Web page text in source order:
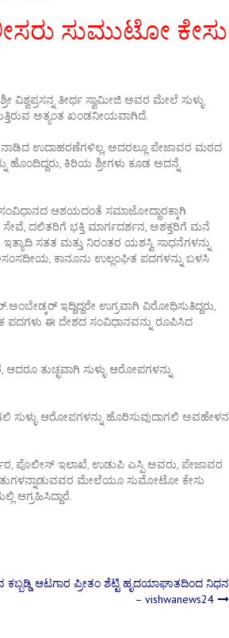
ಸುಮುಟೋ ಕೇಸು
ವಿಶ್ವಪ್ರಸನ್ನ ತೀರ್ಥ ಸ್ವಾಮೀಜಿ ಅವರ ಮೇಲೆ ಸುಳ್ಳು
ಅತ್ಯಂತ ಖಂಡನೀಯವಾಗಿದೆ.
ಉದಾಹರಣೆಗಳಿಲ್ಲ, ಅದರಲ್ಲೂ ಪೇಜಾವರ ಮಠದ
ಹೊಂದಿದ್ದರು, ಕಿರಿಯ ಶ್ರೀಗಳು ಕೂಡ ಅದನ್ನೆ
ಸಂವಿಧಾನದ ಆಶಯದಂತೆ ಸಮಾಜೋದ್ಧಾರಕ್ಕಾಗಿ
ದಲಿತರಿಗೆ ಭಕ್ತಿ ಮಾರ್ಗದರ್ಶನ, ಅಶಕ್ತರಿಗೆ ಮನೆ
ಸತತ ಮತ್ತು ನಿರಂತರ ಯಶಸ್ವಿ ಸಾಧನೆಗಳನ್ನು
ಕಾನೂನು ಉಲ್ಲಂಘಿತ ಪದಗಳನ್ನು ಬಳಸಿ
ಇದ್ದಿದ್ದರೇ ಉಗ್ರವಾಗಿ ವಿರೋಧಿಸುತಿದ್ದರು,
ಈ ದೇಶದ ಸಂವಿಧಾನವನ್ನು ರೂಪಿಸಿದ
ಆದರೂ ತುಚ್ಛವಾಗಿ ಸುಳ್ಳು ಆರೋಪಗಳನ್ನು
ಸುಳ್ಳು ಆರೋಪಗಳನ್ನು ಹೊರಿಸುವುದಾಗಲಿ ಅವಹೇಳನ
ಪೊಲೀಸ್ ಇಲಾಖೆ, ಉಡುಪಿ ಎಸ್ಪಿ ಅವರು, ಪೇಜಾವರ
ಮೇಲೆಯೂ ಸುಮೋಟೋ ಕೇಸು
ಆಗ್ರಹಿಸಿದ್ದಾರೆ.
ಕಬ್ಬಡ್ಡಿ ಆಟಗಾರ ಪ್ರೀತಂ ಶೆಟ್ಟಿ ಹೃದಯಾಘಾತದಿಂದ ನಿಧನ
– vishwanews24